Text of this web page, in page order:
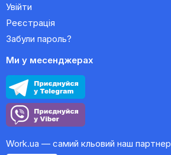
Увійти
Реєстрація
Забули пароль?
Ми у месенджерах
Work.ua — самий кльовий наш партнер